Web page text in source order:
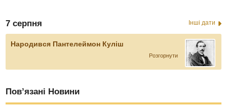
7 серпня Інші дати
Народився Пантелеймон Куліш
Розгорнути
Пов’язані Новини